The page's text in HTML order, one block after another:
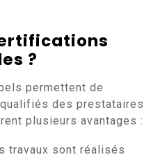
?
permettent de
des prestataires
plusieurs avantages :
travaux sont réalisés